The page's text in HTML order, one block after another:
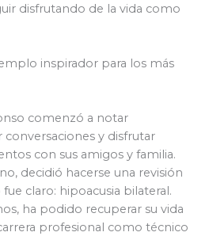
disfrutando de la vida como
inspirador para los más
comenzó a notar
conversaciones y disfrutar
con sus amigos y familia.
decidió hacerse una revisión
claro: hipoacusia bilateral.
ha podido recuperar su vida
profesional como técnico